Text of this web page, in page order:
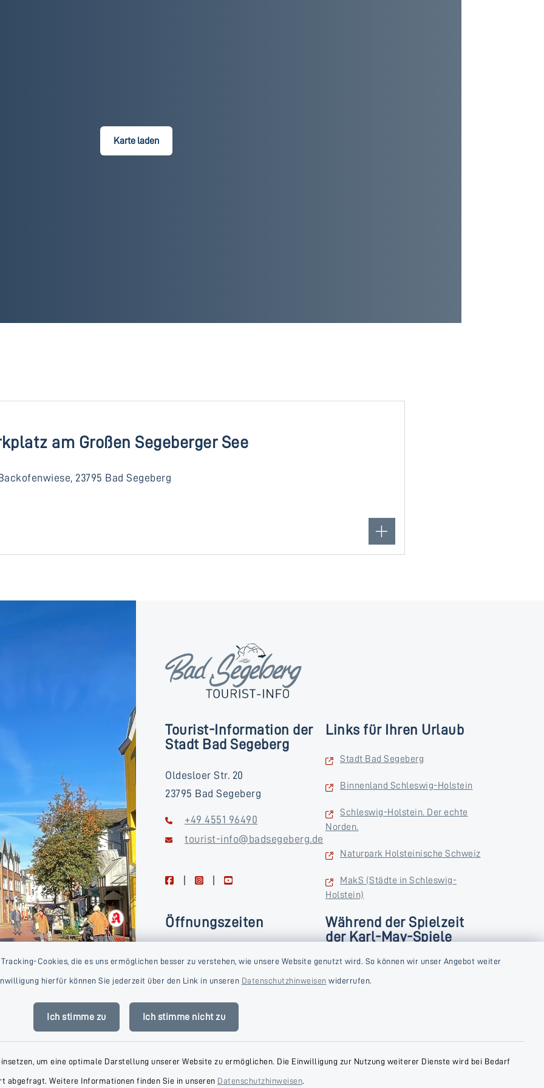
Cookies, die es uns ermöglichen besser zu verstehen, wie unsere Website genutzt wird. So können wir unser Angebot weiter
hierfür können Sie jederzeit über den Link in unseren Datenschutzhinweisen widerrufen.
Ich stimme zu Ich stimme nicht zu
um eine optimale Darstellung unserer Website zu ermöglichen. Die Einwilligung zur Nutzung weiterer Dienste wird bei Bedarf
abgefragt. Weitere Informationen finden Sie in unseren Datenschutzhinweisen.
Karte laden
am Großen Segeberger See
23795 Bad Segeberg
Tourist-Information der
Stadt Bad Segeberg
Oldesloer Str. 20
23795 Bad Segeberg
+49 4551 96490
tourist-info@badsegeberg.de
facebookinstagramyoutube
Links für Ihren Urlaub
Stadt Bad Segeberg
Binnenland Schleswig-Holstein
Schleswig-Holstein. Der echte
Norden.
Naturpark Holsteinische Schweiz
MakS (Städte in Schleswig-
Holstein)
Öffnungszeiten
Freitag
09:00-16:00 Uhr
Mittwoch
09:00-14:00 Uhr
Während der Spielzeit
der Karl-May-Spiele
Donnerstag und Freitag